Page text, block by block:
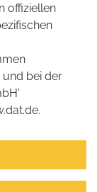
offiziellen
und bei der